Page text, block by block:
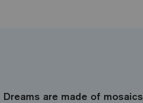
Dreams are made of mosaics